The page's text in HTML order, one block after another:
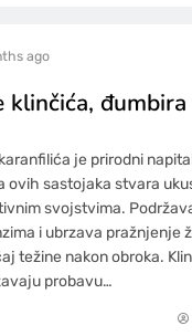
ago
đumbira
je prirodni
ovih sastojaka stvara
svojstvima.
i ubrzava pražnjenje
težine nakon obroka.
probavu…